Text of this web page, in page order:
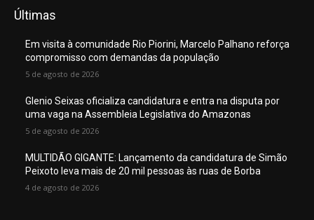
Últimas
Em visita à comunidade Rio Piorini, Marcelo Palhano reforça
compromisso com demandas da população
5 de agosto de 2026
Glenio Seixas oficializa candidatura e entra na disputa por
uma vaga na Assembleia Legislativa do Amazonas
5 de agosto de 2026
MULTIDÃO GIGANTE: Lançamento da candidatura de Simão
Peixoto leva mais de 20 mil pessoas às ruas de Borba
4 de agosto de 2026